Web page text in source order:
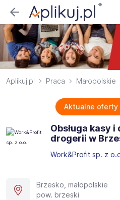
Aplikuj.pl Praca Małopolskie
Aktualne oferty
Obsługa kasy
drogerii w
Work&Profit sp. z
Brzesko, małopolskie
pow. brzeski